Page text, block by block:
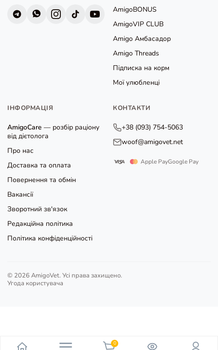
AmigoBONUS
AmigoVIP CLUB
Amigo Амбасадор
Amigo Threads
Підписка на корм
Мої улюбленці
ІНФОРМАЦІЯ
AmigoCare — розбір раціону
від дієтолога
Про нас
Доставка та оплата
Повернення та обмін
Вакансії
Зворотний зв'язок
Редакційна політика
Політика конфіденційності
КОНТАКТИ
+38 (093) 754-5063
woof@amigovet.net
Apple PayGoogle Pay
© 2026 AmigoVet. Усі права захищено.
Угода користувача
0